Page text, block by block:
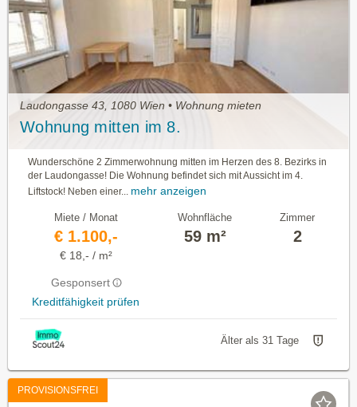
Laudongasse 43, 1080 Wien • Wohnung mieten
Wohnung mitten im 8.
Wunderschöne 2 Zimmerwohnung mitten im Herzen des 8. Bezirks in
der Laudongasse! Die Wohnung befindet sich mit Aussicht im 4.
Liftstock! Neben einer...
mehr anzeigen
Miete / Monat
€ 1.100,-
€ 18,- / m²
Gesponsert
Kreditfähigkeit prüfen
Wohnfläche
59 m²
Zimmer
2
Älter als 31 Tage
PROVISIONSFREI